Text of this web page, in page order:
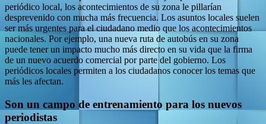
periódico local, los acontecimientos de su zona le pillarían
desprevenido con mucha más frecuencia. Los asuntos locales suelen
ser más urgentes para el ciudadano medio que los acontecimientos
nacionales. Por ejemplo, una nueva ruta de autobús en su zona
puede tener un impacto mucho más directo en su vida que la firma
de un nuevo acuerdo comercial por parte del gobierno. Los
periódicos locales permiten a los ciudadanos conocer los temas que
más les afectan.
Son un campo de entrenamiento para los nuevos
periodistas